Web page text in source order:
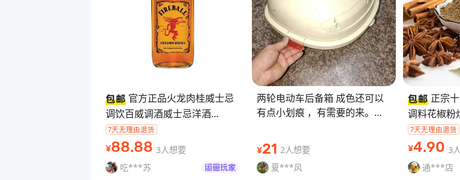
官方正品火龙肉桂威士忌
调饮百威调酒威士忌洋酒
50ml*2瓶装 #春日出游必备 #
一起露营吧 #飞鸟和新酒
¥88.88 3人想要
吃***苏
两轮电动车后备箱 成色还可以
有点小划痕 ，有需要的来。不
节私聊～
¥21 2人想要
夏***风
正宗
调料花椒粉
馅腌料批发
【保障】：
¥4.90 3
通***店